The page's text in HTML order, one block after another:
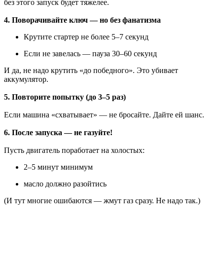
без этого запуск будет тяжелее.
4. Поворачивайте ключ — но без фанатизма
Крутите стартер не более 5–7 секунд
Если не завелась — пауза 30–60 секунд
И да, не надо крутить «до победного». Это убивает
аккумулятор.
5. Повторите попытку (до 3–5 раз)
Если машина «схватывает» — не бросайте. Дайте ей шанс.
6. После запуска — не газуйте!
Пусть двигатель поработает на холостых:
2–5 минут минимум
масло должно разойтись
(И тут многие ошибаются — жмут газ сразу. Не надо так.)